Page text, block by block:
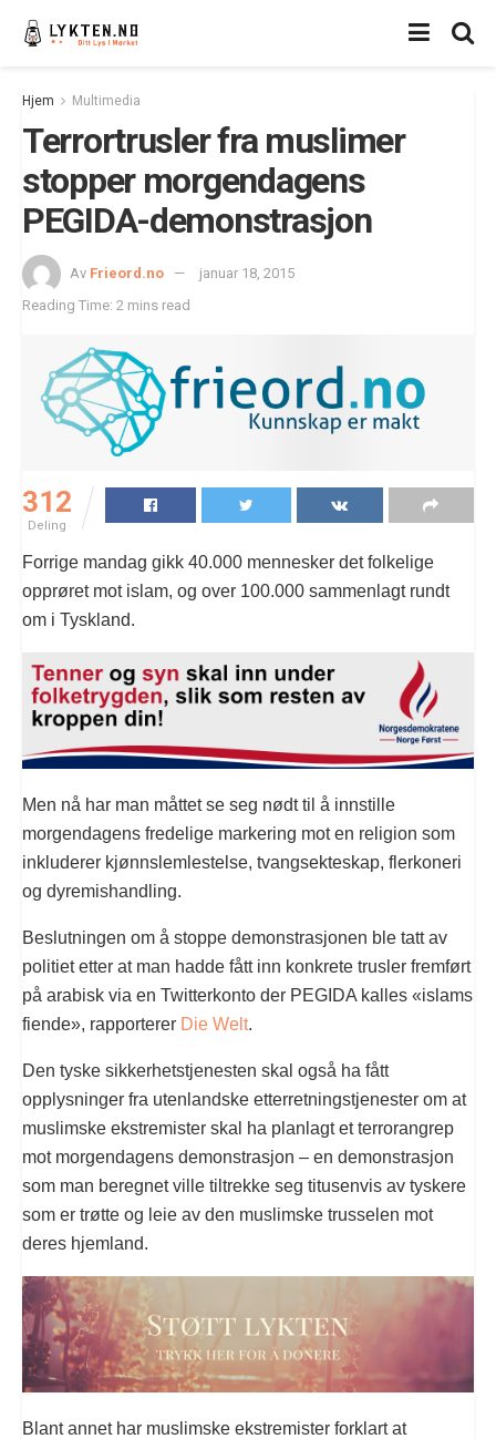
Hjem Multimedia
Terrortrusler fra muslimer
stopper morgendagens
PEGIDA-demonstrasjon
Av Frieord.no
januar 18, 2015
Reading Time: 2 mins read
312
Deling
Forrige mandag gikk 40.000 mennesker det folkelige
opprøret mot islam, og over 100.000 sammenlagt rundt
om i Tyskland.
Men nå har man måttet se seg nødt til å innstille
morgendagens fredelige markering mot en religion som
inkluderer kjønnslemlestelse, tvangsekteskap, flerkoneri
og dyremishandling.
Beslutningen om å stoppe demonstrasjonen ble tatt av
politiet etter at man hadde fått inn konkrete trusler fremført
på arabisk via en Twitterkonto der PEGIDA kalles «islams
fiende», rapporterer Die Welt.
Den tyske sikkerhetstjenesten skal også ha fått
opplysninger fra utenlandske etterretningstjenester om at
muslimske ekstremister skal ha planlagt et terrorangrep
mot morgendagens demonstrasjon – en demonstrasjon
som man beregnet ville tiltrekke seg titusenvis av tyskere
som er trøtte og leie av den muslimske trusselen mot
deres hjemland.
Blant annet har muslimske ekstremister forklart at